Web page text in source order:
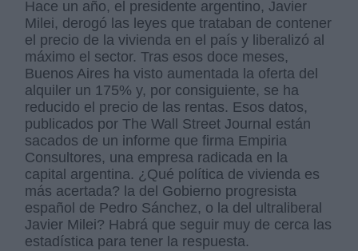
Hace un año, el presidente argentino, Javier
Milei, derogó las leyes que trataban de contener
el precio de la vivienda en el país y liberalizó al
máximo el sector. Tras esos doce meses,
Buenos Aires ha visto aumentada la oferta del
alquiler un 175% y, por consiguiente, se ha
reducido el precio de las rentas. Esos datos,
publicados por The Wall Street Journal están
sacados de un informe que firma Empiria
Consultores, una empresa radicada en la
capital argentina. ¿Qué política de vivienda es
más acertada? la del Gobierno progresista
español de Pedro Sánchez, o la del ultraliberal
Javier Milei? Habrá que seguir muy de cerca las
estadística para tener la respuesta.